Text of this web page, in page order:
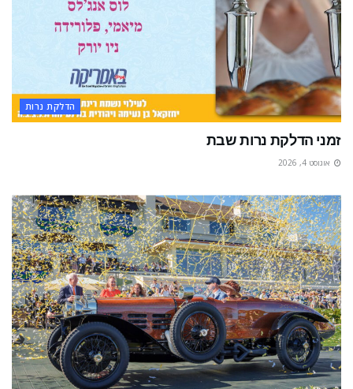
הדלקת נרות
זמני הדלקת נרות שבת
אוגוסט 4, 2026